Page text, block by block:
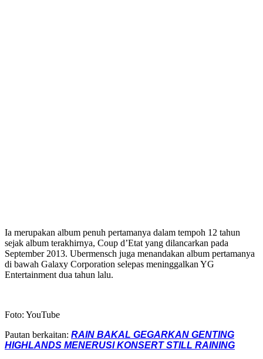
Ia merupakan album penuh pertamanya dalam tempoh 12 tahun
sejak album terakhirnya, Coup d’Etat yang dilancarkan pada
September 2013. Ubermensch juga menandakan album pertamanya
di bawah Galaxy Corporation selepas meninggalkan YG
Entertainment dua tahun lalu.
Foto: YouTube
Pautan berkaitan: RAIN BAKAL GEGARKAN GENTING
HIGHLANDS MENERUSI KONSERT STILL RAINING